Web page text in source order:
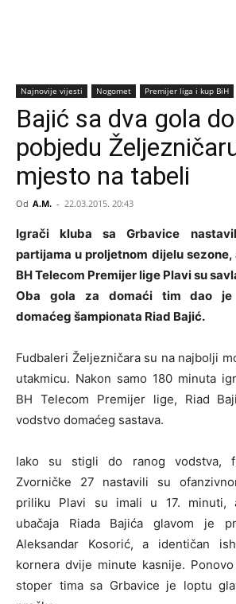
Najnovije vijesti Nogomet Premijer liga i kup BiH
Bajić sa dva gola
pobjedu
mjesto na tabeli
Od A.M. - 22.03.2015. 20:43
Igrači kluba sa Grbavice
partijama u proljetnom dijelu sezone,
BH Telecom Premijer lige Plavi su
Oba gola za domaći tim dao je
domaćeg šampionata Riad Bajić.
Fudbaleri Željezničara su na najbolji
utakmicu. Nakon samo 180 minuta
BH Telecom Premijer lige, Riad
vodstvo domaćeg sastava.
Iako su stigli do ranog vodstva,
Zvorničke 27 nastavili su
priliku Plavi su imali u 17. minuti,
ubačaja Riada Bajića glavom je
Aleksandar Kosorić, a identičan
kornera dvije minute kasnije.
stoper tima sa Grbavice je loptu